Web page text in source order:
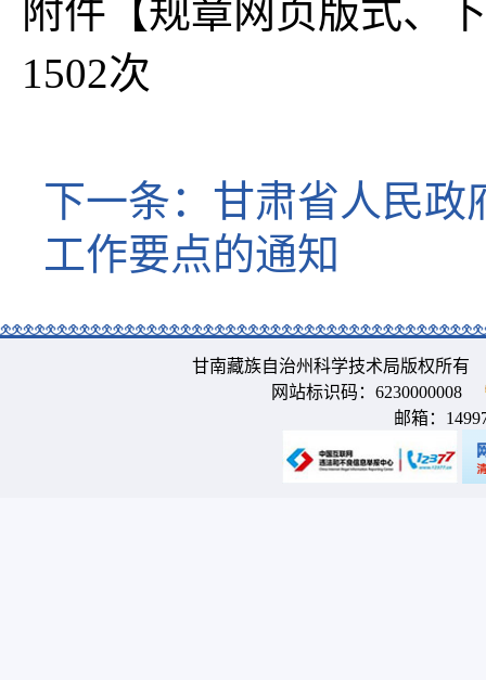
附件【规章网页版式、
1502次
下一条： 甘肃省人民政
工作要点的通知
甘南藏族自治州科学技术局版权所
网站标识码：6230000008
邮箱：